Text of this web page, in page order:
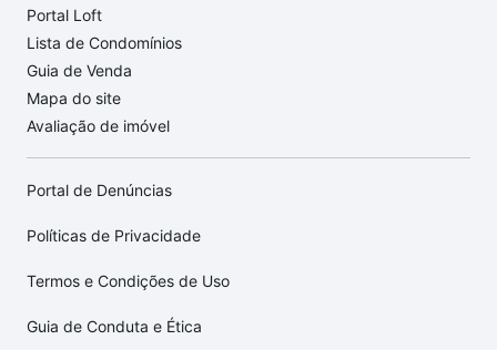
Portal Loft
Lista de Condomínios
Guia de Venda
Mapa do site
Avaliação de imóvel
Portal de Denúncias
Políticas de Privacidade
Termos e Condições de Uso
Guia de Conduta e Ética